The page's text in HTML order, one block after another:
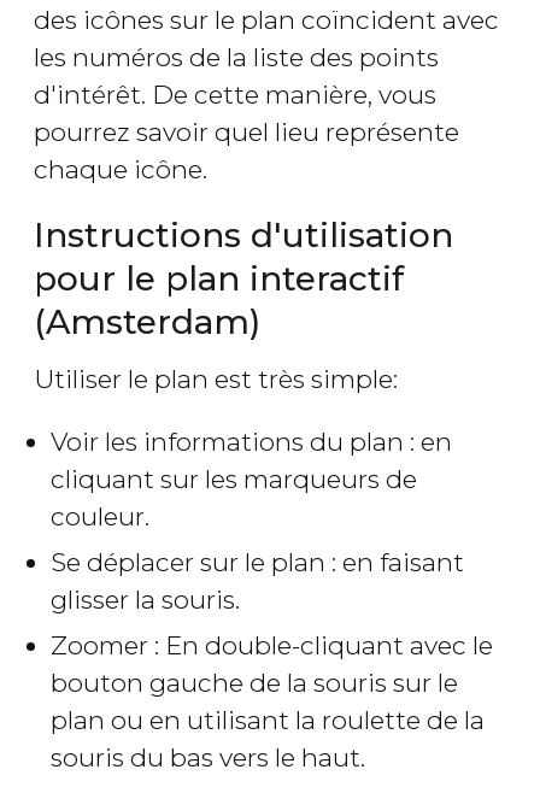
des icônes sur le plan coïncident avec
les numéros de la liste des points
d'intérêt. De cette manière, vous
pourrez savoir quel lieu représente
chaque icône.
Instructions d'utilisation
pour le plan interactif
(Amsterdam)
Utiliser le plan est très simple:
Voir les informations du plan : en
cliquant sur les marqueurs de
couleur.
Se déplacer sur le plan : en faisant
glisser la souris.
Zoomer : En double-cliquant avec le
bouton gauche de la souris sur le
plan ou en utilisant la roulette de la
souris du bas vers le haut.